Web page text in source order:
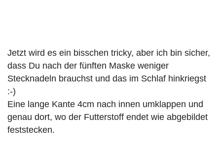
Jetzt wird es ein bisschen tricky, aber ich bin sicher,
dass Du nach der fünften Maske weniger
Stecknadeln brauchst und das im Schlaf hinkriegst
:-)
Eine lange Kante 4cm nach innen umklappen und
genau dort, wo der Futterstoff endet wie abgebildet
feststecken.